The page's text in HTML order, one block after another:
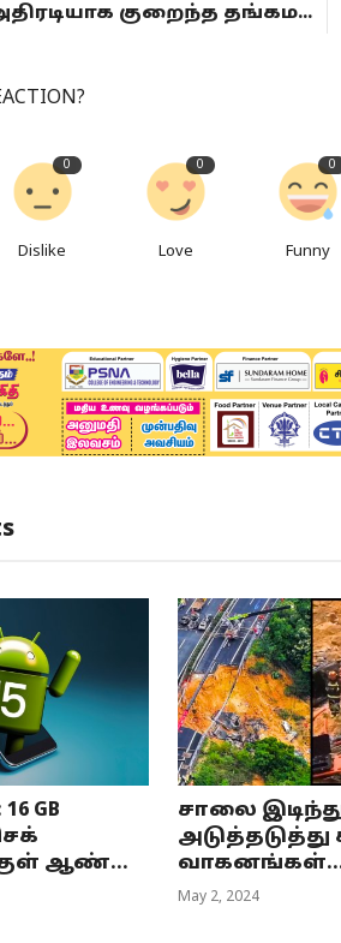
குறைந்த தங்கம...
0
Dislike
0
Love
0
Funny
GB
ஆண்...
சாலை
வாகனங்கள்...
May 2, 2024